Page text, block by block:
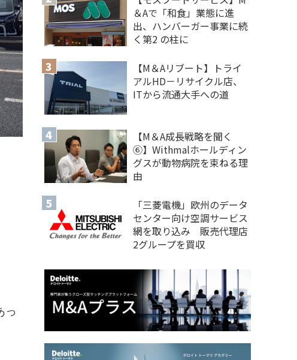
っ
＆Aで「和食」業態に進
出、ハンバーガー事業に続
く第2 の柱に
【M＆Aリブート】トライ
アルHD－リサイクル店、
ITから流通大手への道
【M＆A 成長戦略を聞く
⑥】Withmalホールディン
グスが動物病院を束ねる理
由
「三菱電機」欧州のデータ
センター向け空調サービス
網を取り込み 販売代理店
2グループを買収